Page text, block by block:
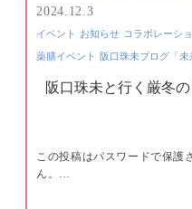
2024.12.3
イベント お知らせ コラボレーシ
薬膳イベント 阪口珠未ブログ「未
阪口珠未と行く厳冬
この投稿はパスワードで保護
ん。…